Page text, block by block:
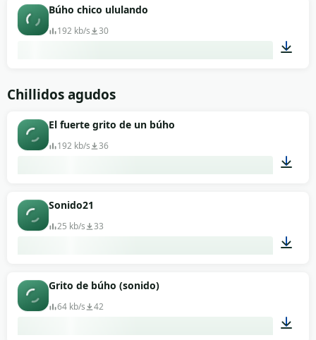
Búho chico ululando
192 kb/s 30
Chillidos agudos
El fuerte grito de un búho
192 kb/s 36
Sonido21
25 kb/s 33
Grito de búho (sonido)
64 kb/s 42